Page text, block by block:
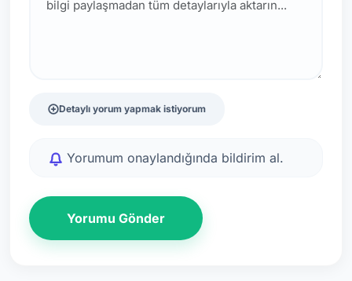
Detaylı yorum yapmak istiyorum
Yorumum onaylandığında bildirim al.
Yorumu Gönder